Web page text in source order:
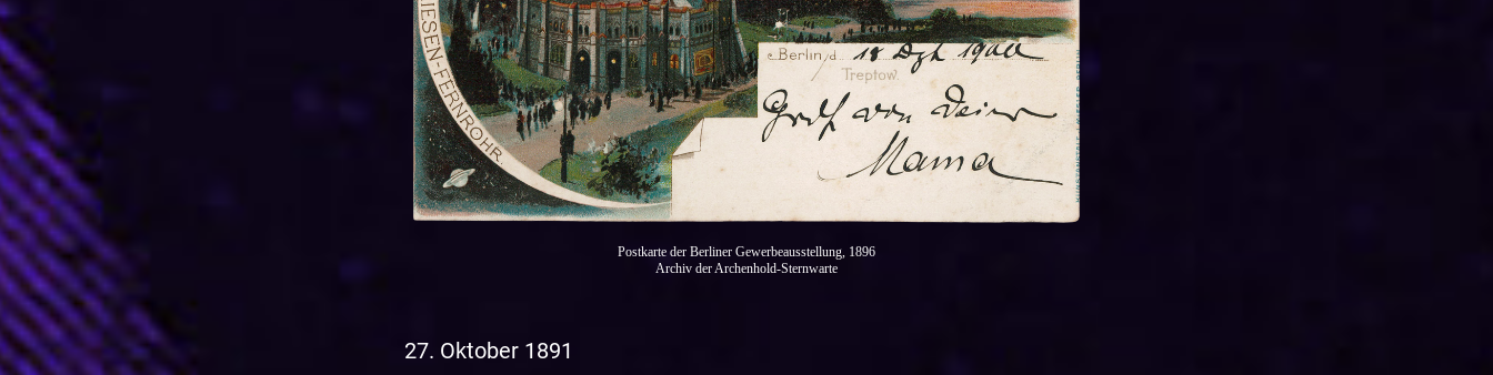
Postkarte der Berliner Gewerbeausstellung, 1896
Archiv der Archenhold-Sternwarte
27. Oktober 1891